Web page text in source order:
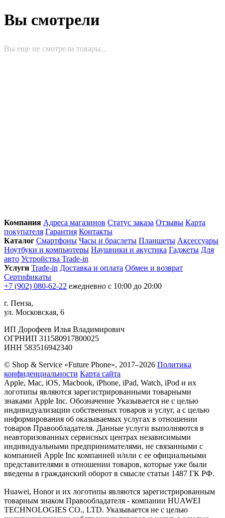
Вы смотрели
Вы еще не смотрели товары...
Компания Адреса магазинов Статус заказа Отзывы Карта
покупателя Гарантия Контакты
Каталог Смартфоны Часы и браслеты Планшеты Аксессуары
Ноутбуки и компьютеры Наушники и акустика Гаджеты Для
авто Устройства Trade-in
Услуги Trade-in Доставка и оплата Обмен и возврат
Сертификаты
+7 (902) 080-62-22 ежедневно с 10:00 до 20:00
г. Пенза,
ул. Московская, 6
ИП Дорофеев Илья Владимирович
ОГРНИП 311580917800025
ИНН 583516942340
© Shop & Service «Future Phone», 2017–2026 Политика
конфиденциальности Карта сайта
Apple, Mac, iOS, Macbook, iPhone, iPad, Watch, iPod и их
логотипы являются зарегистрированными товарными
знаками Apple Inc. Обозначение Указывается не с целью
индивидуализации собственных товаров и услуг, а с целью
информирования об оказываемых услугах в отношении
товаров Правообладателя. Данные услуги выполняются в
неавторизованных сервисных центрах независимыми
индивидуальными предпринимателями, не связанными с
компанией Apple Inc компанией и/или с ее официальными
представителями в отношении товаров, которые уже были
введены в гражданский оборот в смысле статьи 1487 ГК РФ.
Huawei, Honor и их логотипы являются зарегистрированным
товарным знаком Правообладателя - компании HUAWEI
TECHNOLOGIES CO., LTD. Указывается не с целью